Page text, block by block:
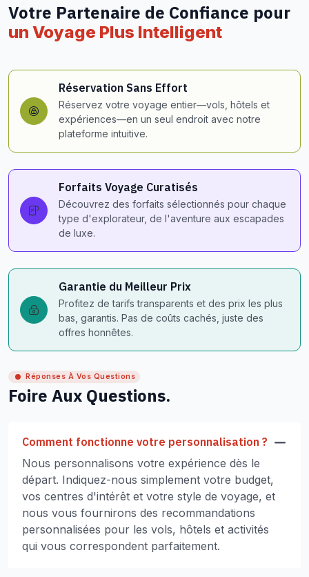
Votre Partenaire de Confiance pour
un Voyage Plus Intelligent
Réservation Sans Effort
Réservez votre voyage entier—vols, hôtels et
expériences—en un seul endroit avec notre
plateforme intuitive.
Forfaits Voyage Curatisés
Découvrez des forfaits sélectionnés pour chaque
type d'explorateur, de l'aventure aux escapades
de luxe.
Garantie du Meilleur Prix
Profitez de tarifs transparents et des prix les plus
bas, garantis. Pas de coûts cachés, juste des
offres honnêtes.
Réponses À Vos Questions
Foire Aux Questions.
Comment fonctionne votre personnalisation ?
Nous personnalisons votre expérience dès le
départ. Indiquez-nous simplement votre budget,
vos centres d'intérêt et votre style de voyage, et
nous vous fournirons des recommandations
personnalisées pour les vols, hôtels et activités
qui vous correspondent parfaitement.